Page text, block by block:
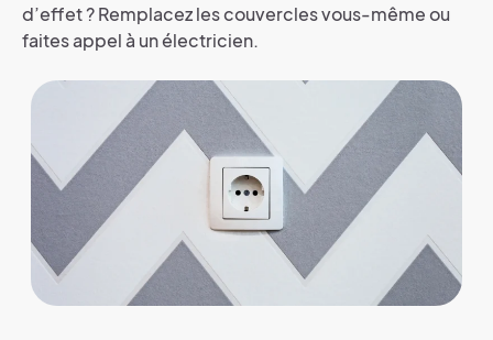
d’effet ? Remplacez les couvercles vous-même ou
faites appel à un électricien.